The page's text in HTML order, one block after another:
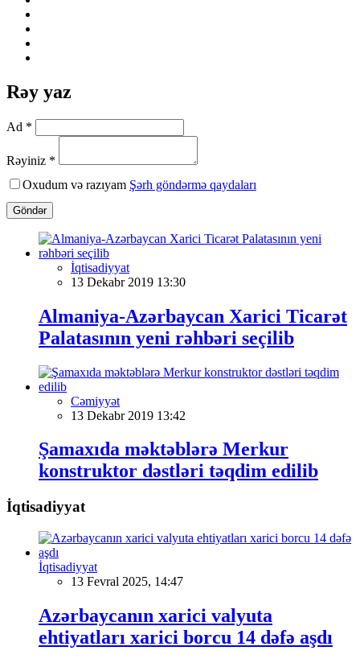
Rəy yaz
Ad *
Rəyiniz *
Oxudum və razıyam Şərh göndərmə qaydaları
Göndər
İqtisadiyyat
13 Dekabr 2019 13:30
Almaniya-Azərbaycan Xarici Ticarət
Palatasının yeni rəhbəri seçilib
Cəmiyyət
13 Dekabr 2019 13:42
Şamaxıda məktəblərə Merkur
konstruktor dəstləri təqdim edilib
İqtisadiyyat
İqtisadiyyat
13 Fevral 2025, 14:47
Azərbaycanın xarici valyuta
ehtiyatları xarici borcu 14 dəfə aşdı